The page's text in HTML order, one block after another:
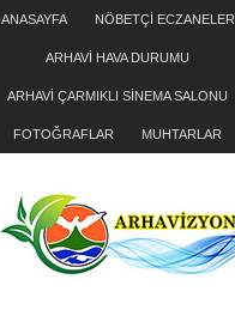
ANASAYFA NÖBETÇİ ECZANELER
ARHAVİ HAVA DURUMU
ARHAVİ ÇARMIKLI SİNEMA SALONU
FOTOĞRAFLAR MUHTARLAR